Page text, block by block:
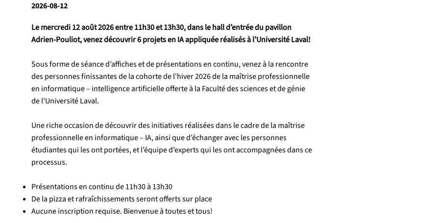
2026-08-12
Le mercredi 12 août 2026 entre 11h30 et 13h30, dans le hall d’entrée du pavillon
Adrien-Pouliot, venez découvrir 6 projets en IA appliquée réalisés à l’Université Laval!
Sous forme de séance d’affiches et de présentations en continu, venez à la rencontre
des personnes finissantes de la cohorte de l'hiver 2026 de la maîtrise professionnelle
en informatique – intelligence artificielle offerte à la Faculté des sciences et de génie
de l’Université Laval.
Une riche occasion de découvrir des initiatives réalisées dans le cadre de la maîtrise
professionnelle en informatique – IA, ainsi que d’échanger avec les personnes
étudiantes qui les ont portées, et l’équipe d’experts qui les ont accompagnées dans ce
processus.
Présentations en continu de 11h30 à 13h30
De la pizza et rafraîchissements seront offerts sur place
Aucune inscription requise. Bienvenue à toutes et tous!